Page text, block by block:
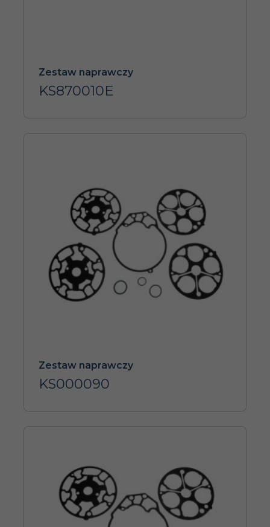
Zestaw naprawczy
KS870010E
Zestaw naprawczy
KS000090